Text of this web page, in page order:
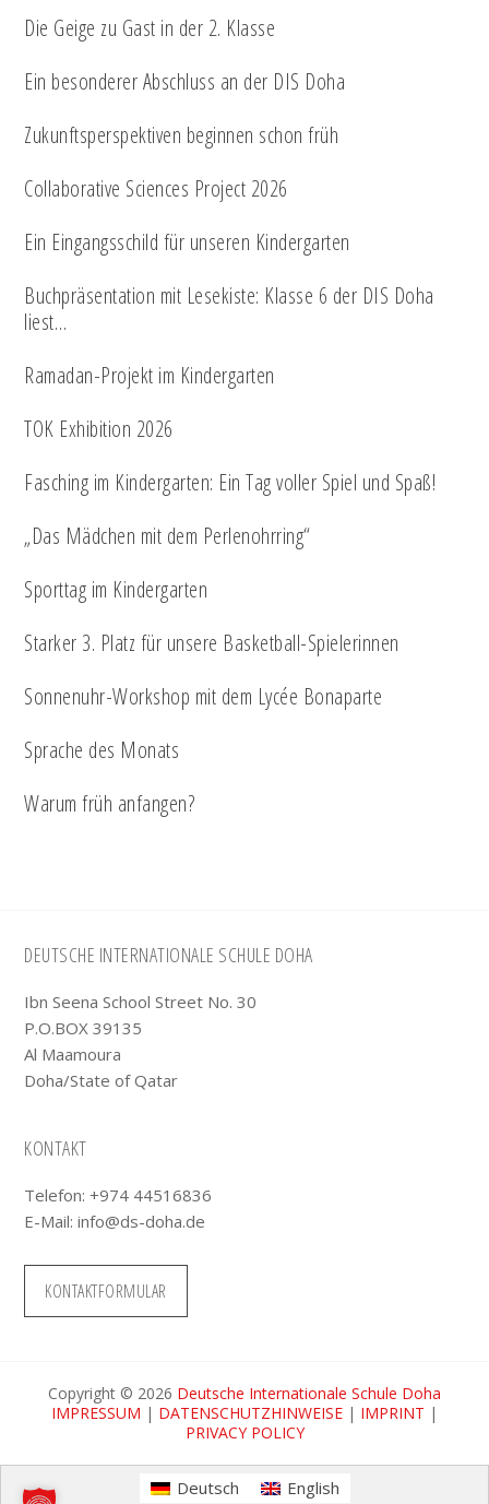
Die Geige zu Gast in der 2. Klasse
Ein besonderer Abschluss an der DIS Doha
Zukunftsperspektiven beginnen schon früh
Collaborative Sciences Project 2026
Ein Eingangsschild für unseren Kindergarten
Buchpräsentation mit Lesekiste: Klasse 6 der DIS Doha
liest…
Ramadan-Projekt im Kindergarten
TOK Exhibition 2026
Fasching im Kindergarten: Ein Tag voller Spiel und Spaß!
„Das Mädchen mit dem Perlenohrring“
Sporttag im Kindergarten
Starker 3. Platz für unsere Basketball-Spielerinnen
Sonnenuhr-Workshop mit dem Lycée Bonaparte
Sprache des Monats
Warum früh anfangen?
Footer
DEUTSCHE INTERNATIONALE SCHULE DOHA
Ibn Seena School Street No. 30
P.O.BOX 39135
Al Maamoura
Doha/State of Qatar
KONTAKT
Telefon: +974 44516836
E-Mail:info@ds-doha.de
KONTAKTFORMULAR
Copyright © 2026 Deutsche Internationale Schule Doha
IMPRESSUM | DATENSCHUTZHINWEISE | IMPRINT |
PRIVACY POLICY
Deutsch English